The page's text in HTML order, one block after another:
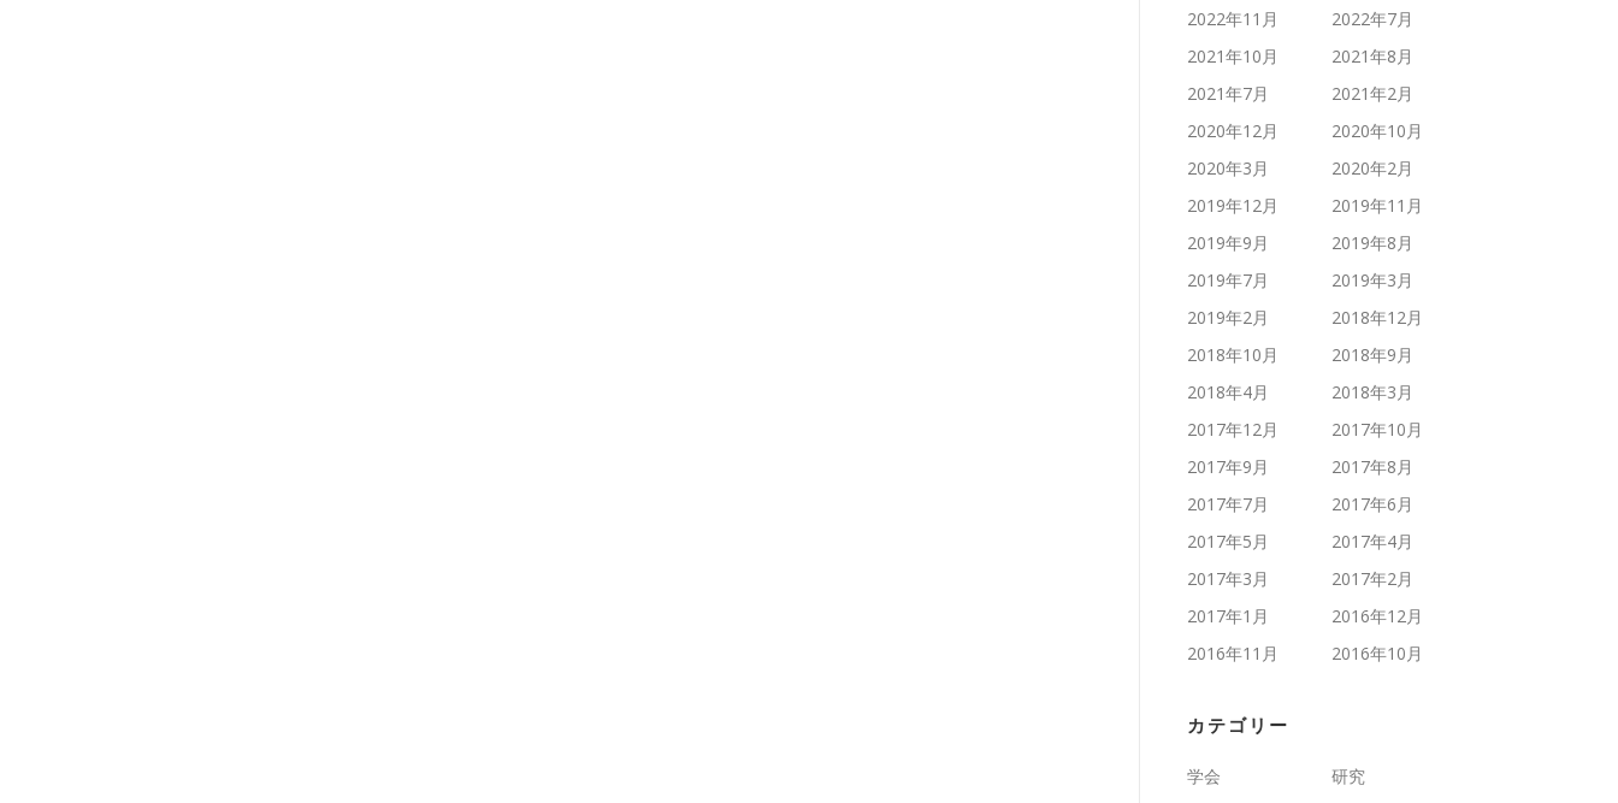
2022年11月
2022年7月
2021年10月
2021年8月
2021年7月
2021年2月
2020年12月
2020年10月
2020年3月
2020年2月
2019年12月
2019年11月
2019年9月
2019年8月
2019年7月
2019年3月
2019年2月
2018年12月
2018年10月
2018年9月
2018年4月
2018年3月
2017年12月
2017年10月
2017年9月
2017年8月
2017年7月
2017年6月
2017年5月
2017年4月
2017年3月
2017年2月
2017年1月
2016年12月
2016年11月
2016年10月
カテゴリー
学会
研究